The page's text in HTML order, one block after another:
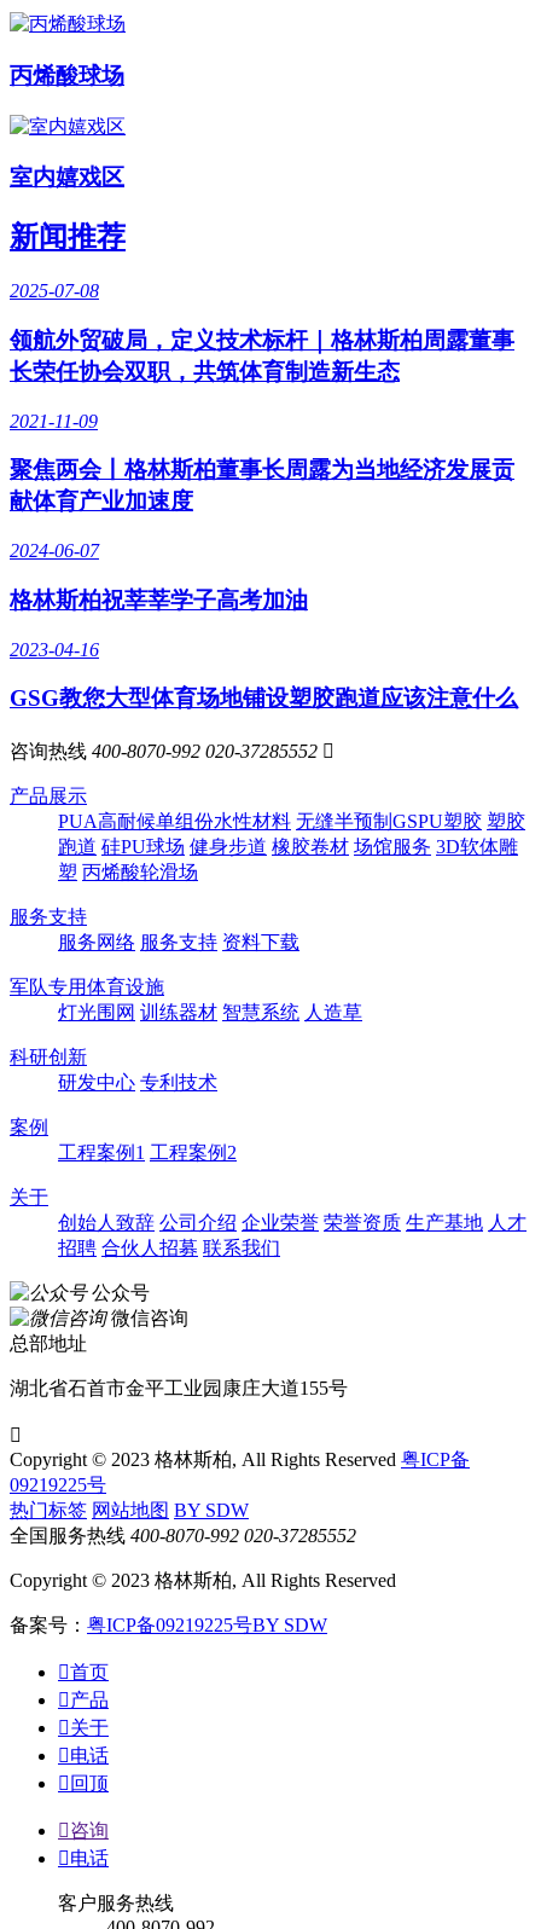
丙烯酸球场
室内嬉戏区
新闻推荐
2025-07-08
领航外贸破局，定义技术标杆｜格林斯柏周露董事
长荣任协会双职，共筑体育制造新生态
2021-11-09
聚焦两会丨格林斯柏董事长周露为当地经济发展贡
献体育产业加速度
2024-06-07
格林斯柏祝莘莘学子高考加油
2023-04-16
GSG教您大型体育场地铺设塑胶跑道应该注意什么
咨询热线 400-8070-992 020-37285552 
产品展示
PUA高耐候单组份水性材料 无缝半预制GSPU塑胶 塑胶
跑道 硅PU球场 健身步道 橡胶卷材 场馆服务 3D软体雕
塑 丙烯酸轮滑场
服务支持
服务网络 服务支持 资料下载
军队专用体育设施
灯光围网 训练器材 智慧系统 人造草
科研创新
研发中心 专利技术
案例
工程案例1 工程案例2
关于
创始人致辞 公司介绍 企业荣誉 荣誉资质 生产基地 人才
招聘 合伙人招募 联系我们
公众号
微信咨询
总部地址
湖北省石首市金平工业园康庄大道155号

Copyright © 2023 格林斯柏, All Rights Reserved 粤ICP备
09219225号
热门标签 网站地图 BY SDW
全国服务热线 400-8070-992 020-37285552
Copyright © 2023 格林斯柏, All Rights Reserved
备案号： 粤ICP备09219225号BY SDW
首页
产品
关于
电话
 回顶
咨询
电话
客户服务热线